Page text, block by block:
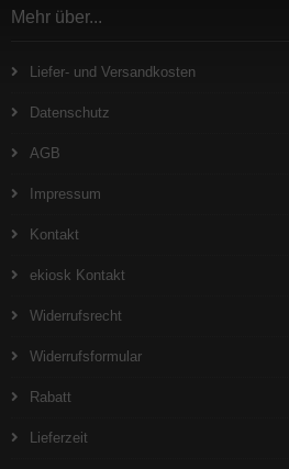
Mehr über...
Liefer- und Versandkosten
Datenschutz
AGB
Impressum
Kontakt
ekiosk Kontakt
Widerrufsrecht
Widerrufsformular
Rabatt
Lieferzeit